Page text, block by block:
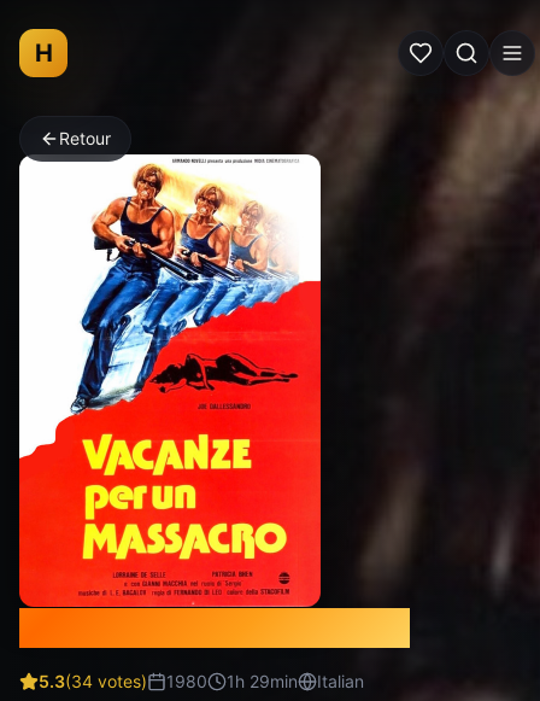
H
Retour
5.3(34 votes) 1980 1h 29min Italian